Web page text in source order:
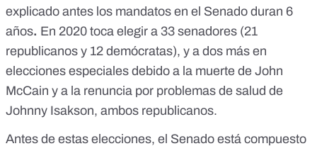
explicado antes los mandatos en el Senado duran 6
años. En 2020 toca elegir a 33 senadores (21
republicanos y 12 demócratas), y a dos más en
elecciones especiales debido a la muerte de John
McCain y a la renuncia por problemas de salud de
Johnny Isakson, ambos republicanos.
Antes de estas elecciones, el Senado está compuesto